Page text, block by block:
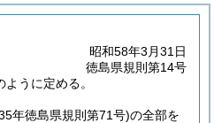
昭和58年3月31日
徳島県規則第14号
ように定める。
年徳島県規則第71号)の全部を